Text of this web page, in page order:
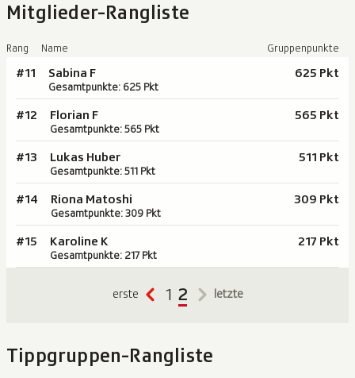
Mitglieder-Rangliste
Rang Name Gruppenpunkte
#11
Gesamtpunkte: 625 Pkt
Sabina F 625 Pkt
#12
Gesamtpunkte: 565 Pkt
Florian F 565 Pkt
#13
Gesamtpunkte: 511 Pkt
Lukas Huber 511 Pkt
#14
Gesamtpunkte: 309 Pkt
Riona Matoshi 309 Pkt
#15
Gesamtpunkte: 217 Pkt
Karoline K 217 Pkt
erste 1 2 letzte
Tippgruppen-Rangliste